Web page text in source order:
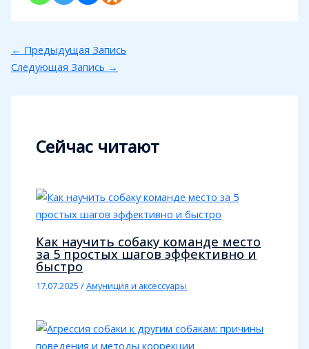
← Предыдущая Запись
Следующая Запись →
Сейчас читают
Как научить собаку команде место
за 5 простых шагов эффективно и
быстро
17.07.2025/Амуниция и аксессуары